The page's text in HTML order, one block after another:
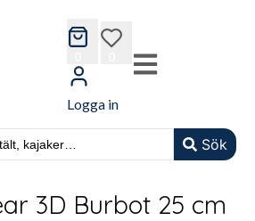
Sök
wishlist
Logga in
3D Burbot 25 cm